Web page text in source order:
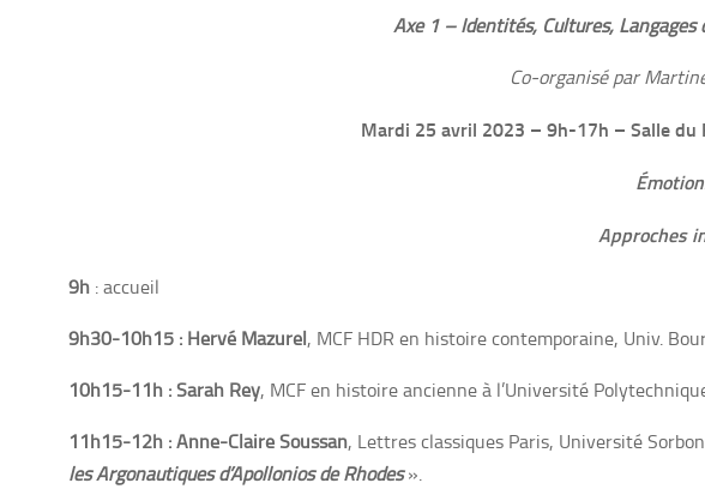
Axe 1 – Identités, Cultures, Langages
Co-organisé par
Mardi 25 avril 2023 – 9h-17h – Salle du
Approches
9h : accueil
9h30-10h15 : Hervé Mazurel, MCF HDR en histoire contemporaine, Univ.
10h15-11h : Sarah Rey, MCF en histoire ancienne à l’Université
11h15-12h : Anne-Claire Soussan, Lettres classiques Paris, Université
les Argonautiques d’Apollonios de Rhodes».